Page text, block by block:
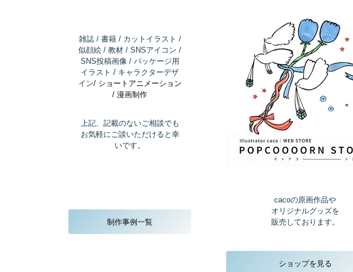
雑誌 / 書籍 / カットイラスト /
似顔絵 / 教材 / SNSアイコン /
SNS投稿画像 / パッケージ用
イラスト / キャラクターデザ
イン/ ショートアニメーション
/ 漫画制作
上記、記載のないご相談でも
お気軽にご談いただけると幸
いです。
制作事例一覧
cacoの原画作品や
オリジナルグッズを
販売しております。
ショップを見る